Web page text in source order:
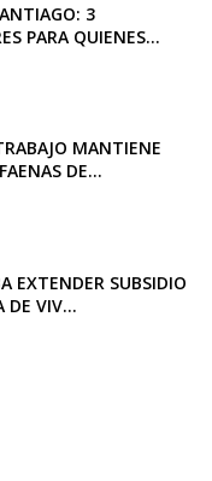
3
PARA QUIENES...
MANTIENE
DE...
EXTENDER SUBSIDIO
DE VIV...